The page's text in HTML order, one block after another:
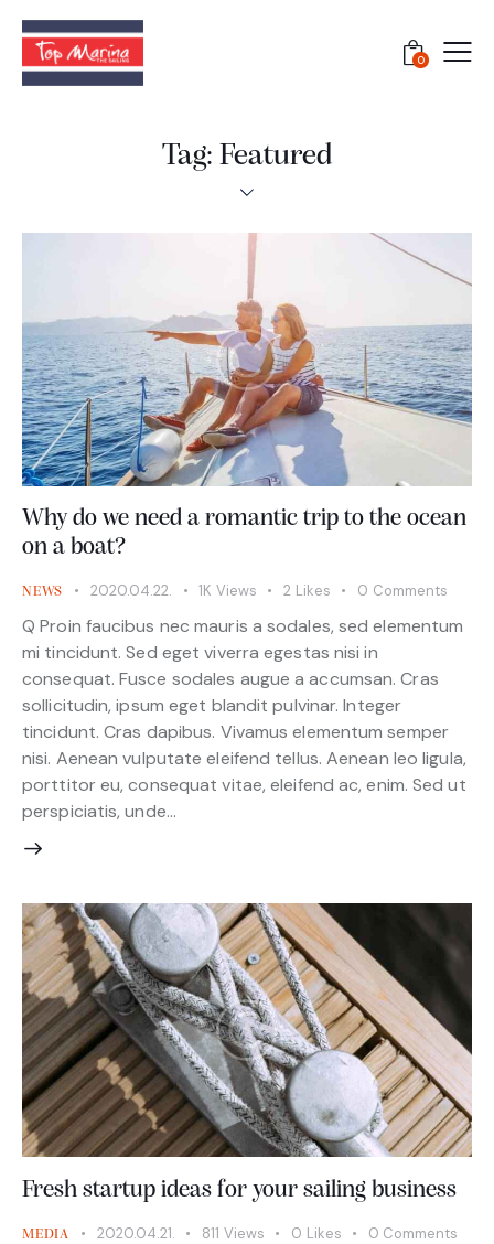
0
Tag: Featured
Why do we need a romantic trip to the ocean
on a boat?
NEWS 2020.04.22. 1K Views 2 Likes 0 Comments
Q Proin faucibus nec mauris a sodales, sed elementum
mi tincidunt. Sed eget viverra egestas nisi in
consequat. Fusce sodales augue a accumsan. Cras
sollicitudin, ipsum eget blandit pulvinar. Integer
tincidunt. Cras dapibus. Vivamus elementum semper
nisi. Aenean vulputate eleifend tellus. Aenean leo ligula,
porttitor eu, consequat vitae, eleifend ac, enim. Sed ut
perspiciatis, unde…
Fresh startup ideas for your sailing business
MEDIA 2020.04.21. 811 Views 0 Likes 0 Comments